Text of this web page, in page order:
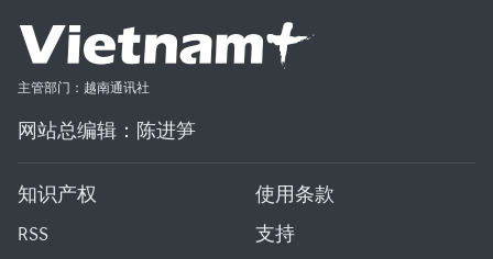
主管部门：越南通讯社
网站总编辑：陈进笋
知识产权
使用条款
RSS
支持